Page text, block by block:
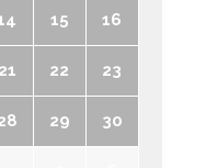
15 16
21 22 23
29 30